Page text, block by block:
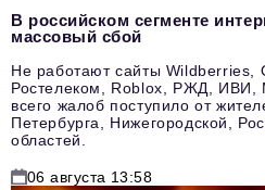
В российском сегменте
массовый сбой
Не работают сайты Wildberries,
Ростелеком, Roblox, РЖД, ИВИ,
всего жалоб поступило от
Петербурга, Нижегородской,
областей.
06 августа 13:58